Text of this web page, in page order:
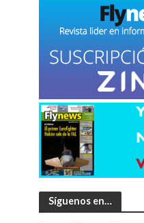
Síguenos en…